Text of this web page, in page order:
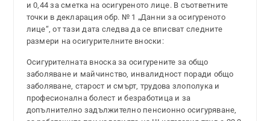
и 0,44 за сметка на осигуреното лице. В съответните
точки в декларация обр. № 1 „Данни за осигуреното
лице“, от тази дата следва да се вписват следните
размери на осигурителните вноски:
Осигурителната вноска за осигурените за общо
заболяване и майчинство, инвалидност поради общо
заболяване, старост и смърт, трудова злополука и
професионална болест и безработица и за
допълнително задължително пенсионно осигуряване,